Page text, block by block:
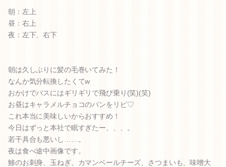
朝：左上
昼：右上
夜：左下、右下
朝は久しぶりに髪の毛巻いてみた！
なんか気分転換したくてw
おかけでバスにはギリギリで飛び乗り(笑)(笑)
お昼はキャラメルチョコのパンをリピ♡
これ本当に美味しいからおすすめ！
今日はずっと本社で眠すぎたー、、、。
若干具合も悪いし……。
夜は食べ途中画像です。
鯵のお刺身、玉ねぎ、カマンベールチーズ、さつまいも、味噌大